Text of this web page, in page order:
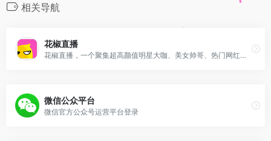
相关导航
花椒直播
花椒直播，一个聚集超高颜值明星大咖、美女帅哥、热门网红、校花校草、逗比萌妹的手机直播社交平台，花椒直播官网有明星发布会、花边新闻、才艺展示、生活趣闻、聊天互动
微信公众平台
微信官方公众号运营平台登录